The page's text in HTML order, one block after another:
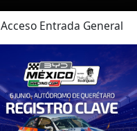
Acceso Entrada General